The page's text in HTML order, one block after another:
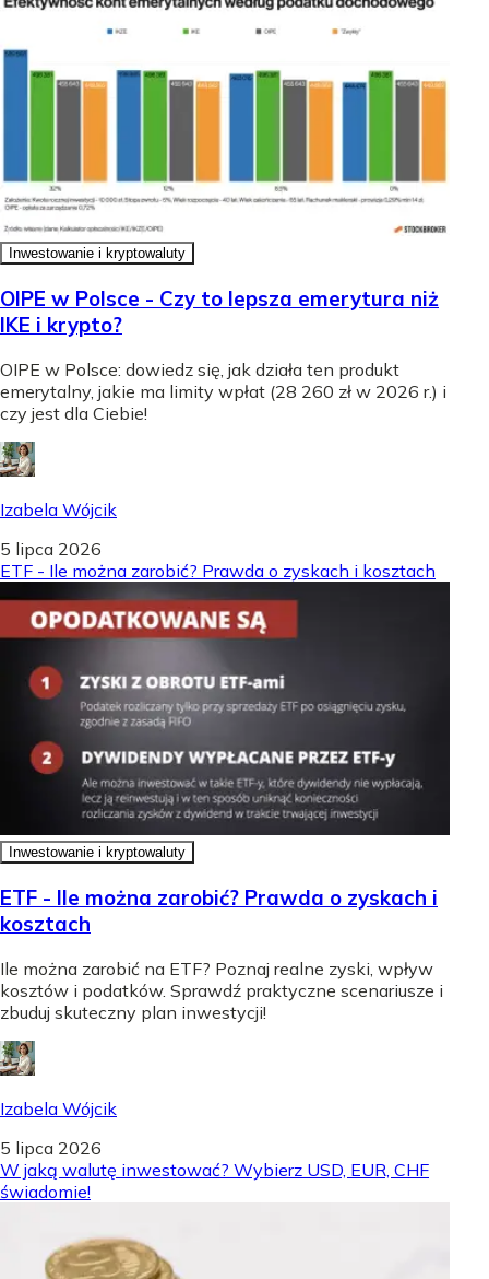
Inwestowanie i kryptowaluty
OIPE w Polsce - Czy to lepsza emerytura niż
IKE i krypto?
OIPE w Polsce: dowiedz się, jak działa ten produkt
emerytalny, jakie ma limity wpłat (28 260 zł w 2026 r.) i
czy jest dla Ciebie!
Izabela Wójcik
5 lipca 2026
ETF - Ile można zarobić? Prawda o zyskach i kosztach
Inwestowanie i kryptowaluty
ETF - Ile można zarobić? Prawda o zyskach i
kosztach
Ile można zarobić na ETF? Poznaj realne zyski, wpływ
kosztów i podatków. Sprawdź praktyczne scenariusze i
zbuduj skuteczny plan inwestycji!
Izabela Wójcik
5 lipca 2026
W jaką walutę inwestować? Wybierz USD, EUR, CHF
świadomie!